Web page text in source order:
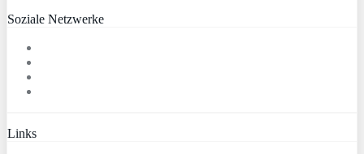
Soziale Netzwerke
Links